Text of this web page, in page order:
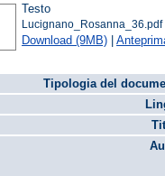
Testo
Lucignano_Rosanna_36.pdf
Download (9MB) |
Tipologia del